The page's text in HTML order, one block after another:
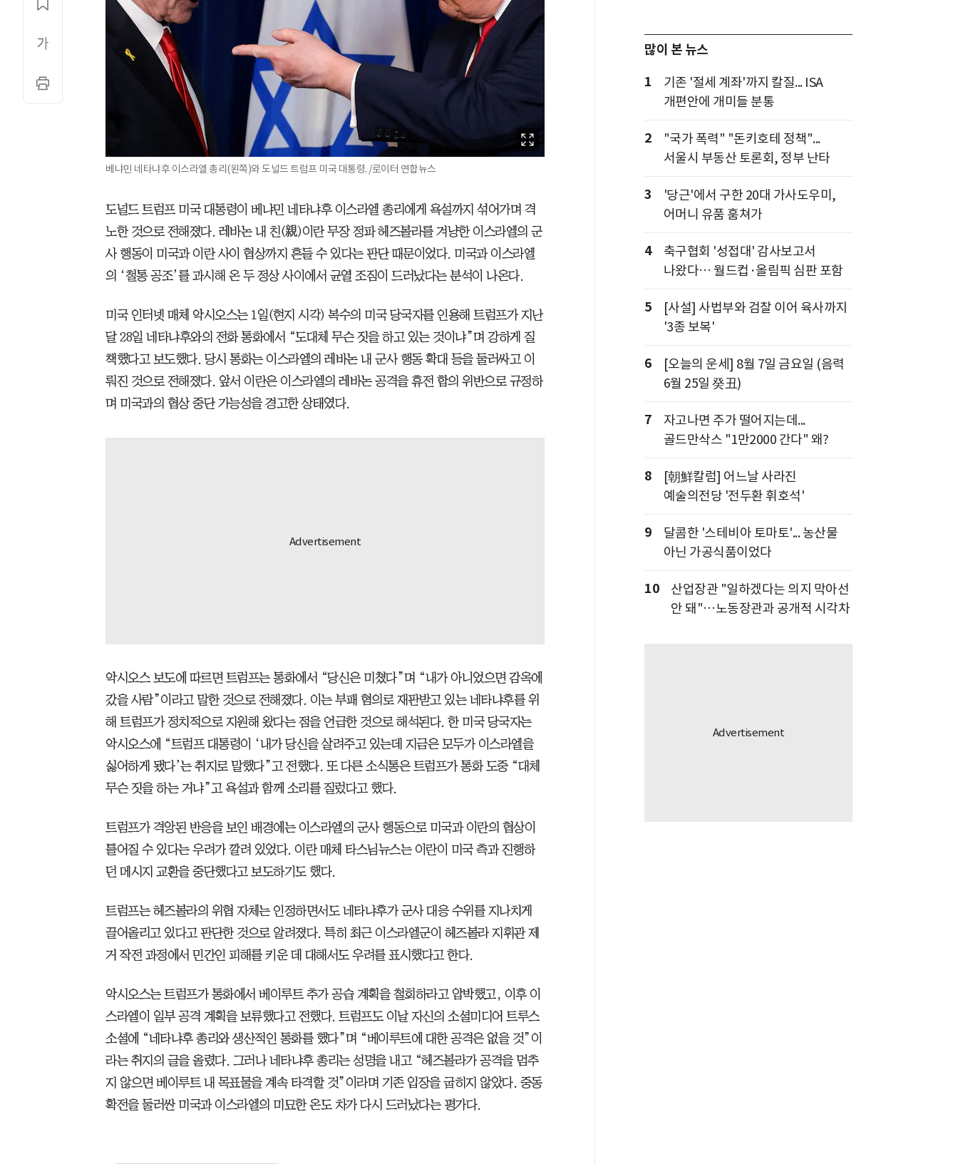
베냐민 네타냐후 이스라엘 총리(왼쪽)와 도널드 트럼프 미국 대통령. /로이터 연합뉴스
도널드 트럼프 미국 대통령이 베냐민 네타냐후 이스라엘 총리에게 욕설까지 섞어가며 격
노한 것으로 전해졌다. 레바논 내 친(親)이란 무장 정파 헤즈볼라를 겨냥한 이스라엘의 군
사 행동이 미국과 이란 사이 협상까지 흔들 수 있다는 판단 때문이었다. 미국과 이스라엘
의 ‘철통 공조’를 과시해 온 두 정상 사이에서 균열 조짐이 드러났다는 분석이 나온다.
미국 인터넷 매체 악시오스는 1일(현지 시각) 복수의 미국 당국자를 인용해 트럼프가 지난
달 28일 네타냐후와의 전화 통화에서 “도대체 무슨 짓을 하고 있는 것이냐”며 강하게 질
책했다고 보도했다. 당시 통화는 이스라엘의 레바논 내 군사 행동 확대 등을 둘러싸고 이
뤄진 것으로 전해졌다. 앞서 이란은 이스라엘의 레바논 공격을 휴전 합의 위반으로 규정하
며 미국과의 협상 중단 가능성을 경고한 상태였다.
악시오스 보도에 따르면 트럼프는 통화에서 “당신은 미쳤다”며 “내가 아니었으면 감옥에
갔을 사람”이라고 말한 것으로 전해졌다. 이는 부패 혐의로 재판받고 있는 네타냐후를 위
해 트럼프가 정치적으로 지원해 왔다는 점을 언급한 것으로 해석된다. 한 미국 당국자는
악시오스에 “트럼프 대통령이 ‘내가 당신을 살려주고 있는데 지금은 모두가 이스라엘을
싫어하게 됐다’는 취지로 말했다”고 전했다. 또 다른 소식통은 트럼프가 통화 도중 “대체
무슨 짓을 하는 거냐”고 욕설과 함께 소리를 질렀다고 했다.
트럼프가 격앙된 반응을 보인 배경에는 이스라엘의 군사 행동으로 미국과 이란의 협상이
틀어질 수 있다는 우려가 깔려 있었다. 이란 매체 타스님뉴스는 이란이 미국 측과 진행하
던 메시지 교환을 중단했다고 보도하기도 했다.
트럼프는 헤즈볼라의 위협 자체는 인정하면서도 네타냐후가 군사 대응 수위를 지나치게
끌어올리고 있다고 판단한 것으로 알려졌다. 특히 최근 이스라엘군이 헤즈볼라 지휘관 제
거 작전 과정에서 민간인 피해를 키운 데 대해서도 우려를 표시했다고 한다.
악시오스는 트럼프가 통화에서 베이루트 추가 공습 계획을 철회하라고 압박했고, 이후 이
스라엘이 일부 공격 계획을 보류했다고 전했다. 트럼프도 이날 자신의 소셜미디어 트루스
소셜에 “네타냐후 총리와 생산적인 통화를 했다”며 “베이루트에 대한 공격은 없을 것”이
라는 취지의 글을 올렸다. 그러나 네타냐후 총리는 성명을 내고 “헤즈볼라가 공격을 멈추
지 않으면 베이루트 내 목표물을 계속 타격할 것”이라며 기존 입장을 굽히지 않았다. 중동
확전을 둘러싼 미국과 이스라엘의 미묘한 온도 차가 다시 드러났다는 평가다.
많이 본 뉴스
1
기존 '절세 계좌'까지 칼질... ISA
개편안에 개미들 분통
2
"국가 폭력" "돈키호테 정책"...
서울시 부동산 토론회, 정부 난타
3
'당근'에서 구한 20대 가사도우미,
어머니 유품 훔쳐가
4
축구협회 '성접대' 감사보고서
나왔다… 월드컵·올림픽 심판 포함
5
[사설] 사법부와 검찰 이어 육사까지
'3종 보복'
6
[오늘의 운세] 8월 7일 금요일 (음력
6월 25일 癸丑)
7
자고나면 주가 떨어지는데...
골드만삭스 "1만2000 간다" 왜?
8
[朝鮮칼럼] 어느날 사라진
예술의전당 '전두환 휘호석'
9
달콤한 '스테비아 토마토'... 농산물
아닌 가공식품이었다
10
산업장관 "일하겠다는 의지 막아선
안 돼"…노동장관과 공개적 시각차